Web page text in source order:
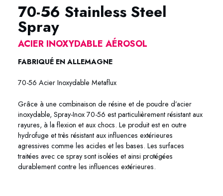
70-56 Stainless Steel
Spray
ACIER INOXYDABLE AÉROSOL
FABRIQUÉ EN ALLEMAGNE
70-56 Acier Inoxydable Metaflux
Grâce à une combinaison de résine et de poudre d’acier
inoxydable, Spray-Inox 70-56 est particulièrement résistant aux
rayures, à la flexion et aux chocs. Le produit est en outre
hydrofuge et très résistant aux influences extérieures
agressives comme les acides et les bases. Les surfaces
traitées avec ce spray sont isolées et ainsi protégées
durablement contre les influences extérieures.